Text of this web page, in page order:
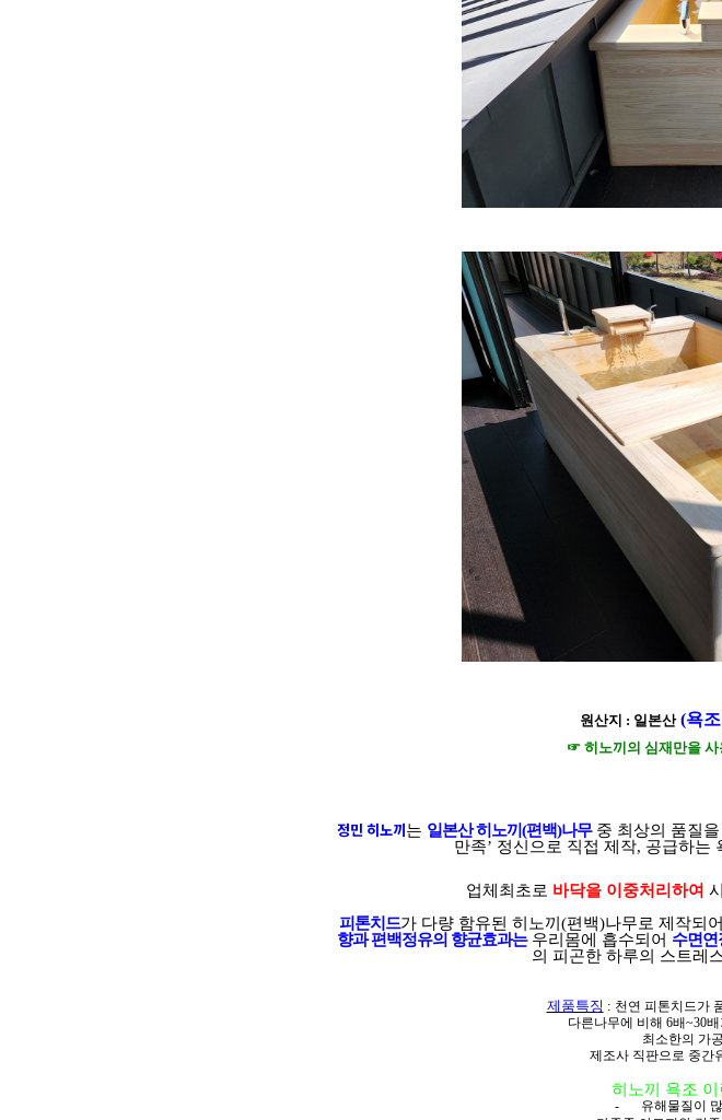
원산지 : 일본산 (욕
☞ 히노끼의 심재만을
정민 히노끼는 일본산 히노끼 (편백)나무 중 최상의 품질
만족’ 정신으로 직접 제작, 공급하는
업체최초로 바닥을 이중처리하여
피톤치드가 다량 함유된 히노끼 (편백)나무로 제작되
향과 편백정유의 향균효과는우리몸에 흡수되어 수면연
의 피곤한 하루의 스트레
제품특징 : 천연 피톤치드가
다른나무에 비해 6배~30
최소한의 가공만으로
제조사 직판으로 중간유통의
히노끼 욕조
-
유해물질이